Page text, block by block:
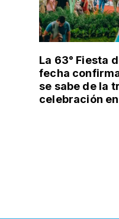
La 63° Fiesta
fecha
se sabe de la
celebración